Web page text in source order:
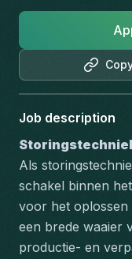
Job description
Als
schakel binnen
voor het oplossen
een brede waaier
productie- en